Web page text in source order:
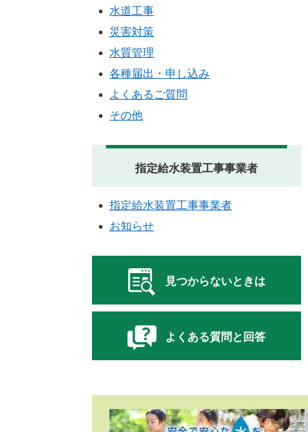
水道工事
災害対策
水質管理
各種届出・申し込み
よくあるご質問
その他
指定給水装置工事事業者
指定給水装置工事事業者
お知らせ
見つからないときは
よくある質問と回答